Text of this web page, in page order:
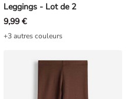
Leggings - Lot de 2
9,99 €
+3 autres couleurs